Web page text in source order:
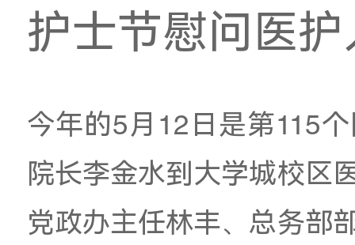
情暖白衣 致
护士节慰问
今年的5月12日是第